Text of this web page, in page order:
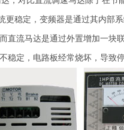
更稳定，变频器是通过其内部
直流马达是通过外置增加一块
稳定，电路板经常烧坏，导致停